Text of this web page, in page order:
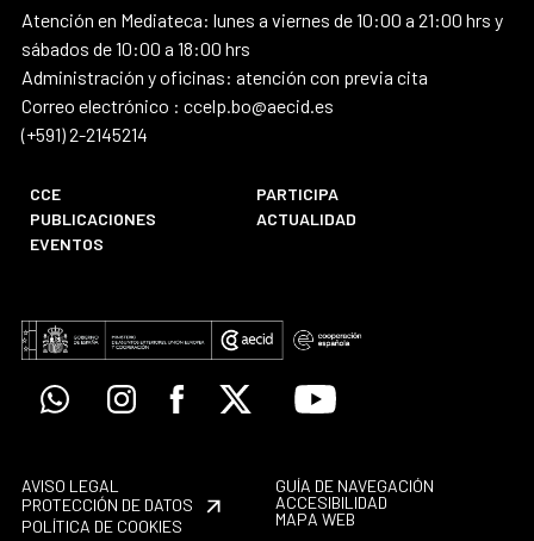
Atención en Mediateca: lunes a viernes de 10:00 a 21:00 hrs y
sábados de 10:00 a 18:00 hrs
Administración y oficinas: atención con previa cita
Correo electrónico : ccelp.bo@aecid.es
(+591) 2-2145214
CCE
PARTICIPA
PUBLICACIONES
ACTUALIDAD
EVENTOS
WhatsappInstagramFacebook
X Youtube
AVISO LEGAL
PROTECCIÓN DE DATOS
POLÍTICA DE COOKIES
GUÍA DE NAVEGACIÓN
ACCESIBILIDAD
MAPA WEB